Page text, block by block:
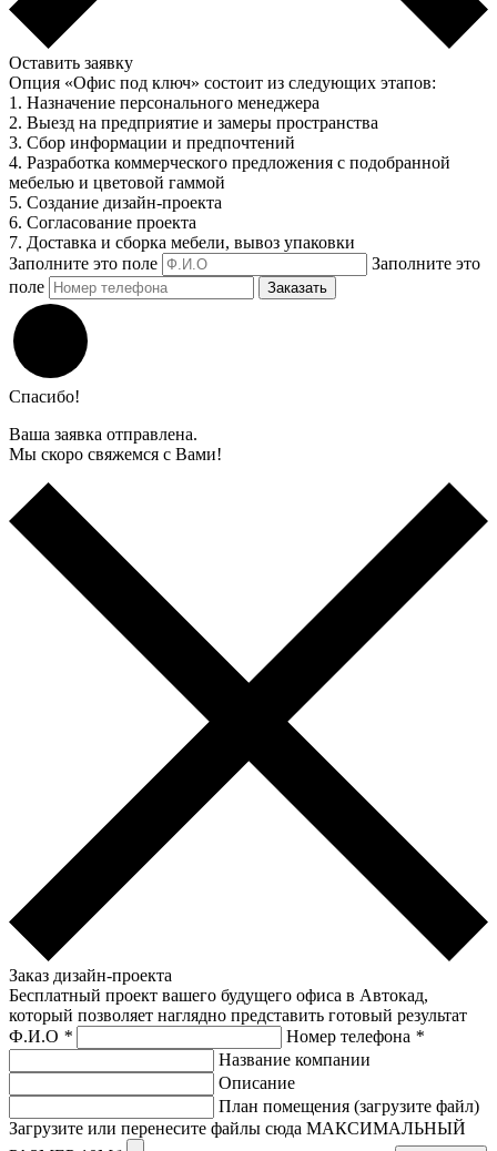
Оставить заявку
Опция «Офис под ключ» состоит из следующих этапов:
1. Назначение персонального менеджера
2. Выезд на предприятие и замеры пространства
3. Сбор информации и предпочтений
4. Разработка коммерческого предложения с подобранной
мебелью и цветовой гаммой
5. Создание дизайн-проекта
6. Согласование проекта
7. Доставка и сборка мебели, вывоз упаковки
Заполните это поле
Заполните это
поле
Заказать
Спасибо!
Ваша заявка отправлена.
Мы скоро свяжемся с Вами!
Заказ дизайн-проекта
Бесплатный проект вашего будущего офиса в Автокад,
который позволяет наглядно представить готовый результат
Ф.И.О * Номер телефона *
Название компании
Описание
План помещения (загрузите файл)
Загрузите или перенесите файлы сюда МАКСИМАЛЬНЫЙ